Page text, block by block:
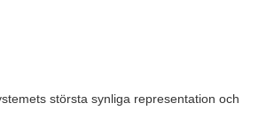
största synliga representation och